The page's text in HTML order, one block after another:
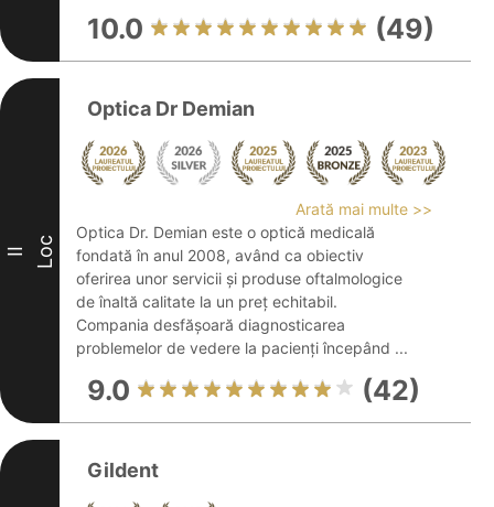
10.0 (49)
II Loc
Optica Dr Demian
Arată mai multe >>
Optica Dr. Demian este o optică medicală
fondată în anul 2008, având ca obiectiv
oferirea unor servicii și produse oftalmologice
de înaltă calitate la un preț echitabil.
Compania desfășoară diagnosticarea
problemelor de vedere la pacienți începând ...
9.0 (42)
Gildent